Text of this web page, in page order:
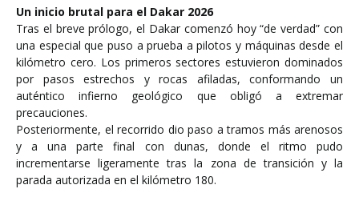
Un inicio brutal para el Dakar 2026
Tras el breve prólogo, el Dakar comenzó hoy “de verdad” con
una especial que puso a prueba a pilotos y máquinas desde el
kilómetro cero. Los primeros sectores estuvieron dominados
por pasos estrechos y rocas afiladas, conformando un
auténtico infierno geológico que obligó a extremar
precauciones.
Posteriormente, el recorrido dio paso a tramos más arenosos
y a una parte final con dunas, donde el ritmo pudo
incrementarse ligeramente tras la zona de transición y la
parada autorizada en el kilómetro 180.